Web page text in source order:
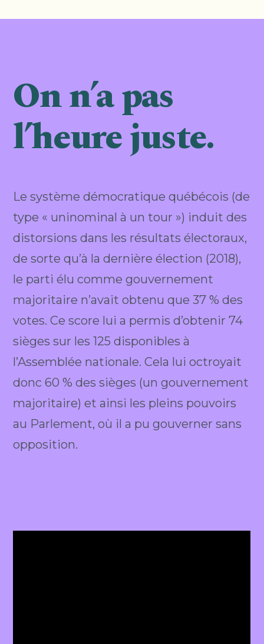
On n’a pas
l’heure juste.
Le système démocratique québécois (de
type « uninominal à un tour ») induit des
distorsions dans les résultats électoraux,
de sorte qu’à la dernière élection (2018),
le parti élu comme gouvernement
majoritaire n’avait obtenu que 37 % des
votes. Ce score lui a permis d’obtenir 74
sièges sur les 125 disponibles à
l’Assemblée nationale. Cela lui octroyait
donc 60 % des sièges (un gouvernement
majoritaire) et ainsi les pleins pouvoirs
au Parlement, où il a pu gouverner sans
opposition.